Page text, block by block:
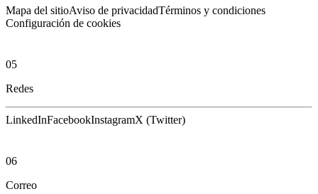
Mapa del sitioAviso de privacidadTérminos y condiciones
Configuración de cookies
05
Redes
LinkedInFacebookInstagramX (Twitter)
06
Correo